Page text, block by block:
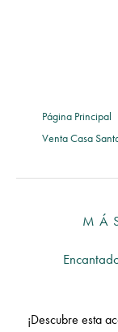
Página Principal
Venta Casa
¡Descubre esta